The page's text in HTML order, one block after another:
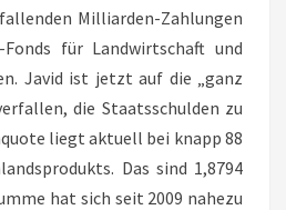
Milliarden-Zahlungen
für Landwirtschaft und
Javid ist jetzt auf die „ganz
die Staatsschulden zu
liegt aktuell bei knapp 88
Das sind 1,8794
hat sich seit 2009 nahezu